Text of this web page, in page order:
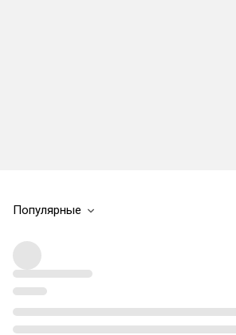
Популярные